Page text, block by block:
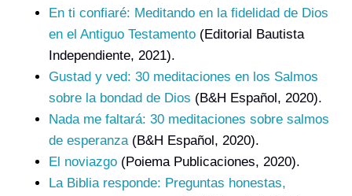
En ti confiaré: Meditando en la fidelidad de Dios
en el Antiguo Testamento (Editorial Bautista
Independiente, 2021).
Gustad y ved: 30 meditaciones en los Salmos
sobre la bondad de Dios (B&H Español, 2020).
Nada me faltará: 30 meditaciones sobre salmos
de esperanza(B&H Español, 2020).
El noviazgo (Poiema Publicaciones, 2020).
La Biblia responde: Preguntas honestas,